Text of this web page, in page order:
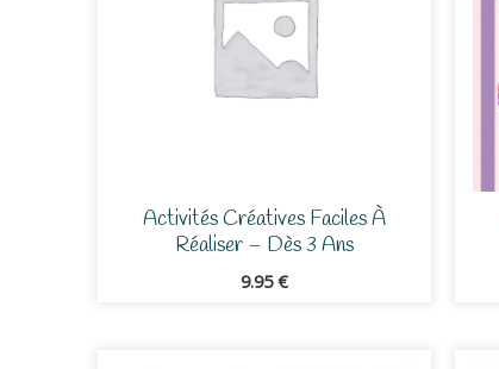
Activités Créatives Faciles À
Réaliser – Dès 3 Ans
9.95€